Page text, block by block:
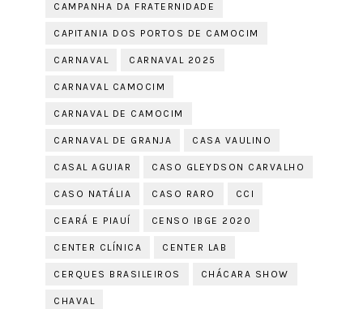
CAMPANHA DA FRATERNIDADE
CAPITANIA DOS PORTOS DE CAMOCIM
CARNAVAL CARNAVAL 2025
CARNAVAL CAMOCIM
CARNAVAL DE CAMOCIM
CARNAVAL DE GRANJA CASA VAULINO
CASAL AGUIAR CASO GLEYDSON CARVALHO
CASO NATÁLIA CASO RARO CCI
CEARÁ E PIAUÍ CENSO IBGE 2020
CENTER CLÍNICA CENTER LAB
CERQUES BRASILEIROS CHÁCARA SHOW
CHAVAL